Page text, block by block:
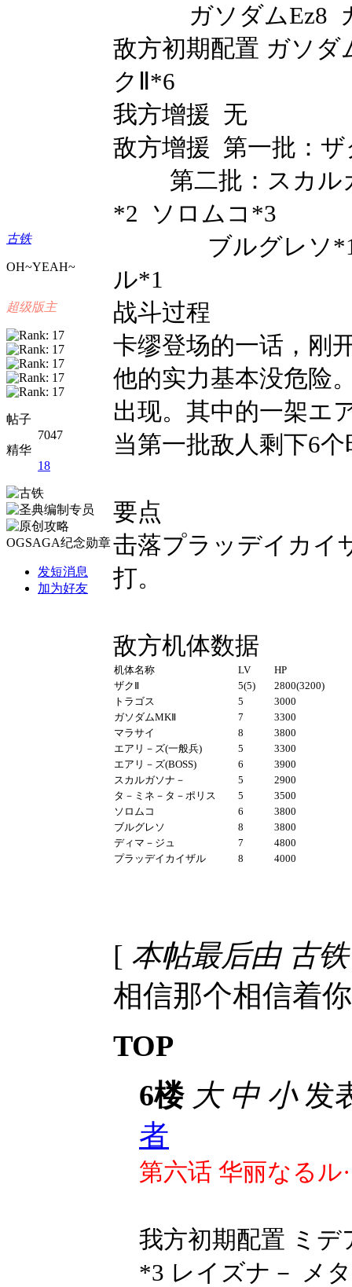
古铁
OH~YEAH~
超级版主
帖子
7047
精华
18
发短消息
加为好友
ガソダムEz8
敌方初期配置 ガソダ
クⅡ*6
我方增援 无
敌方增援 第一批： ザ
第二批：スカ
*2
ソロムコ *3
ブルグレソ
ル*1
战斗过程
卡缪登场的一话，刚
他的实力基本没危险
出现。其中的一架エ
当第一批敌人剩下6
要点
击落プラッデイカイ
打。
敌方机体数据
机体名称 LV
HP
ザクⅡ
5(5)
2800(3200)
トラゴス
5
3000
ガソダムMKⅡ 7
3300
マラサイ
8
3800
エアリ－ズ(一般兵)
5
3300
エアリ－ズ(BOSS)
6
3900
スカルガソナ－
5
2900
タ－ミネ－タ－ポリス
5
3500
ソロムコ
6
3800
ブルグレソ
8
3800
ディマ－ジュ
7
4800
プラッデイカイザル
8 4000
[ 本帖最后由 古
相信那个相信着
TOP
6楼 大 中 小发
者
第六话 华丽なるル
我方初期配置 ミデ
*3 レイズナ－ メ